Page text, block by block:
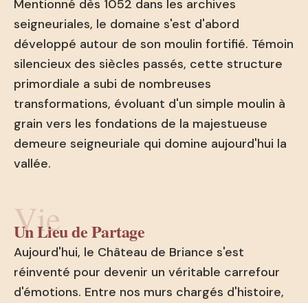
Mentionné dès 1052 dans les archives
seigneuriales, le domaine s'est d'abord
développé autour de son moulin fortifié. Témoin
silencieux des siècles passés, cette structure
primordiale a subi de nombreuses
transformations, évoluant d'un simple moulin à
grain vers les fondations de la majestueuse
demeure seigneuriale qui domine aujourd'hui la
vallée.
Vie
Un Lieu de Partage
Aujourd'hui, le Château de Briance s'est
réinventé pour devenir un véritable carrefour
d'émotions. Entre nos murs chargés d'histoire,